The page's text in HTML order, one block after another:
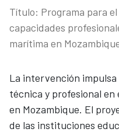
Título: Programa para
capacidades
marítima en
La intervención
técnica y profesional en
en Mozambique. El
de las instituciones